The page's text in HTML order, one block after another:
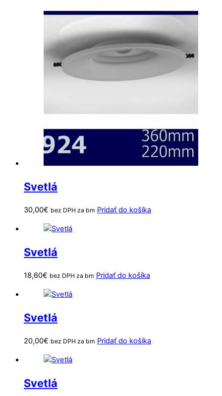
Svetlá
30,00€ bez DPH za bm Pridať do košíka
Svetlá
18,60€ bez DPH za bm Pridať do košíka
Svetlá
20,00€ bez DPH za bm Pridať do košíka
Svetlá